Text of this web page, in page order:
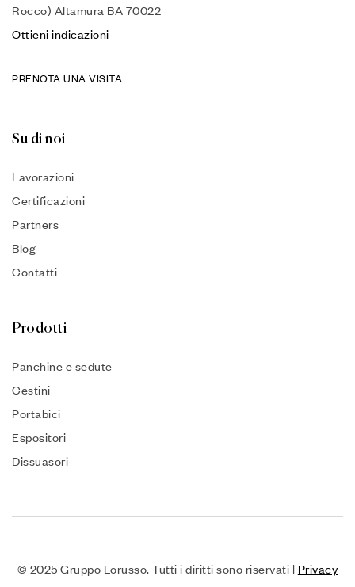
Rocco) Altamura BA 70022
Ottieni indicazioni
PRENOTA UNA VISITA
Su di noi
Lavorazioni
Certificazioni
Partners
Blog
Contatti
Prodotti
Panchine e sedute
Cestini
Portabici
Espositori
Dissuasori
© 2025 Gruppo Lorusso. Tutti i diritti sono riservati | Privacy